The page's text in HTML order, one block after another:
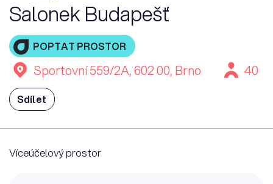
Salonek Budapešť
POPTAT PROSTOR
Sportovní 559/2A, 602 00, Brno 40
Sdílet
Víceúčelový prostor